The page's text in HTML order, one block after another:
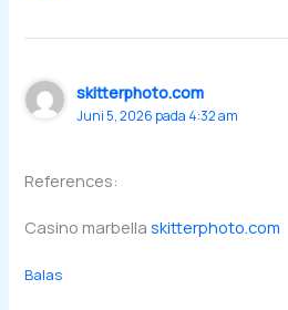
skitterphoto.com
Juni 5, 2026 pada 4:32 am
References:
Casino marbellaskitterphoto.com
Balas